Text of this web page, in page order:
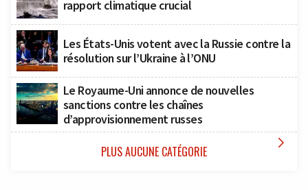
rapport climatique crucial
Les États-Unis votent avec la Russie contre la
résolution sur l’Ukraine à l’ONU
Le Royaume-Uni annonce de nouvelles
sanctions contre les chaînes
d’approvisionnement russes
PLUS AUCUNE CATÉGORIE 